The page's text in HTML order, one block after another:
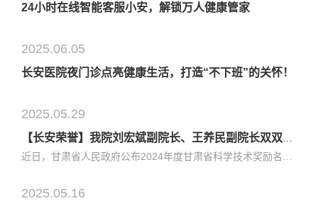
24小时在线智能客服小安，解锁万人健康管家
2025.06.05
长安医院夜门诊点亮健康生活，打造“不下班”的关怀！
2025.05.29
2025.05.16